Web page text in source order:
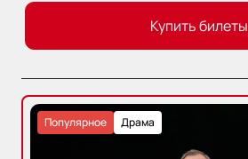
Купить билеты
Драма
Популярное